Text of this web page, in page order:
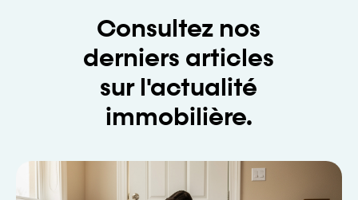
Consultez nos
derniers articles
sur l'actualité
immobilière.